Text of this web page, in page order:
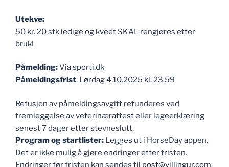
Utekve:
50 kr. 20 stk ledige og kveet SKAL rengjøres etter
bruk!
Påmelding:Via sporti.dk
Påmeldingsfrist: Lørdag 4.10.2025 kl. 23.59
Refusjon av påmeldingsavgift refunderes ved
fremleggelse av veterinærattest eller legeerklæring
senest 7 dager etter stevneslutt.
Program og startlister: Legges ut i HorseDay appen.
Det er ikke mulig å gjøre endringer etter fristen.
Endringer før fristen kan sendes til post@villingur.com.